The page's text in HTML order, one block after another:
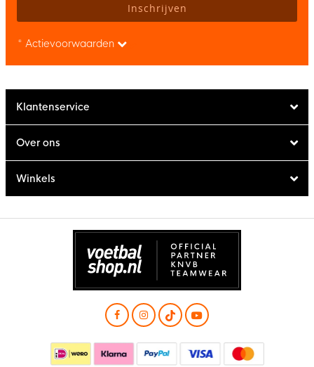
Inschrijven
* Actievoorwaarden
Klantenservice
Over ons
Winkels